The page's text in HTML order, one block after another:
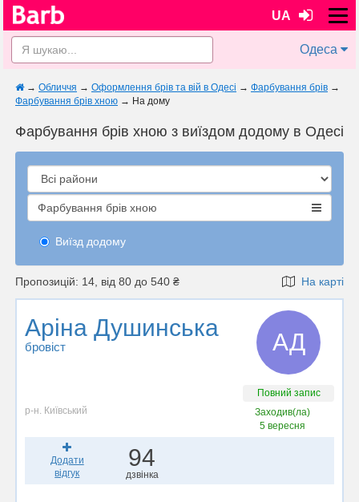
UA
Одеса
→ Обличчя → Оформлення брів та вій в Одесі → Фарбування брів →
Фарбування брів хною → На дому
Фарбування брів хною з виїздом додому в Одесі
Фарбування брів хною
Виїзд додому
Пропозицій: 14, від 80 до 540 ₴ На карті
Арiна Душинська
бровіст АД
Повний запис
р-н. Київський
Заходив(ла)
5 вересня
Додати
відгук
94
дзвінка